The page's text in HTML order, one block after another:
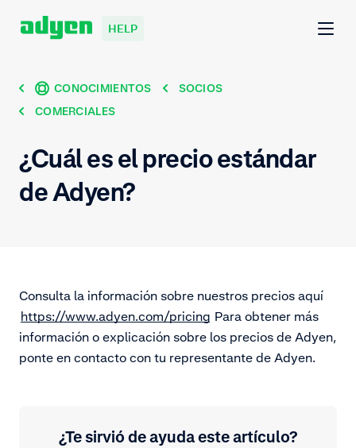
HELP
CONOCIMIENTOS
SOCIOS
COMERCIALES
¿Cuál es el precio estándar
de Adyen?
Consulta la información sobre nuestros precios aquí
https://www.adyen.com/pricing Para obtener más
información o explicación sobre los precios de Adyen,
ponte en contacto con tu representante de Adyen.
¿Te sirvió de ayuda este artículo?